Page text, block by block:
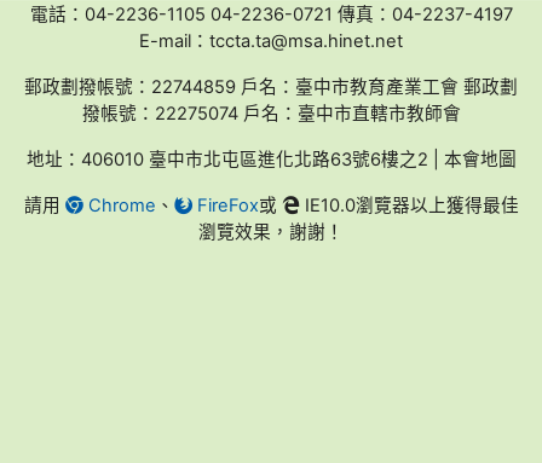
電話：04-2236-1105 04-2236-0721 傳真：04-2237-4197
E-mail：tccta.ta@msa.hinet.net
郵政劃撥帳號：22744859 戶名：臺中市教育產業工會 郵政劃
撥帳號：22275074 戶名：臺中市直轄市教師會
地址：406010 臺中市北屯區進化北路63號6樓之2 | 本會地圖
請用 Chrome 、 FireFox或
IE10.0瀏覽器以上獲得最佳
瀏覽效果，謝謝！